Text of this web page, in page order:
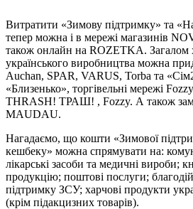
Витратити «Зимову підтримку» та
тепер можна і в мережі магазинів
також онлайн на ROZETKA. Загалом
українського виробництва можна
Auchan, SPAR, VARUS, Torba та
«Близенько», торгівельні мережі
THRASH! ТРАШ! , Fozzy. А також
MAUDAU.
Нагадаємо, що кошти «Зимової
кешбеку» можна спрямувати на:
лікарські засоби та медичні вироби;
продукцію; поштові послуги;
підтримку ЗСУ; харчові продукти
(крім підакцизних товарів).